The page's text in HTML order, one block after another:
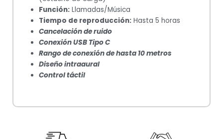
Función: Llamadas/Música
Tiempo de reproducción: Hasta 5 horas
Cancelación de ruido
Conexión USB Tipo C
Rango de conexión de hasta 10 metros
Diseño intraaural
Control táctil